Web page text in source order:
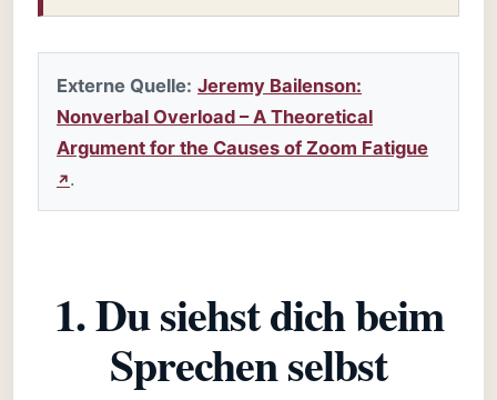
Externe Quelle: Jeremy Bailenson:
Nonverbal Overload – A Theoretical
Argument for the Causes of Zoom Fatigue
.
1. Du siehst dich beim
Sprechen selbst